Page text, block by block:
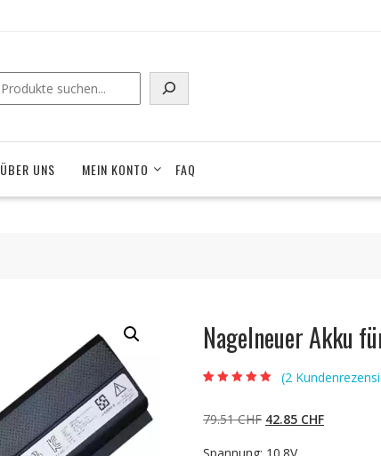
Suchen
ÜBER UNS MEIN KONTO FAQ
Nagelneuer Akku
basierend auf
Kundenbewertun
(2
79.51CHF Ursprünglicher
42.85 CHFAktueller